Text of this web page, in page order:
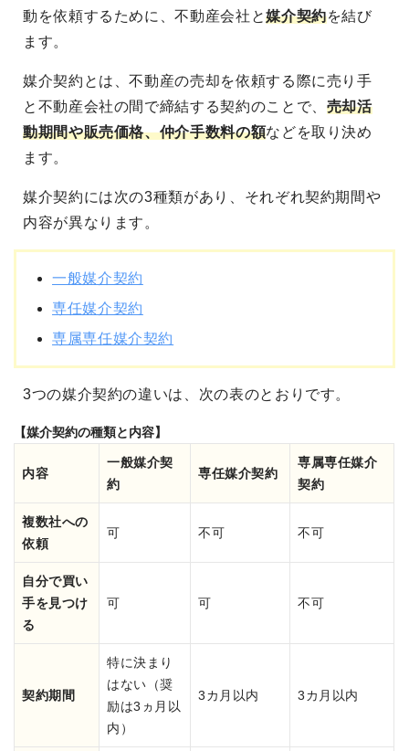
動を依頼するために、不動産会社と媒介契約を結び
ます。
媒介契約とは、不動産の売却を依頼する際に売り手
と不動産会社の間で締結する契約のことで、 売却活
動期間や販売価格、仲介手数料の額などを取り決め
ます。
媒介契約には次の3種類があり、それぞれ契約期間や
内容が異なります。
一般媒介契約
専任媒介契約
専属専任媒介契約
3つの媒介契約の違いは、次の表のとおりです。
【媒介契約の種類と内容】
内容
一般媒介契
約
専任媒介契約
専属専任媒介
契約
複数社への
依頼
可 不可 不可
自分で買い
手を見つけ
る
可 可 不可
契約期間
特に決まり
はない （奨
励は3ヵ月以
内）
3カ月以内 3カ月以内